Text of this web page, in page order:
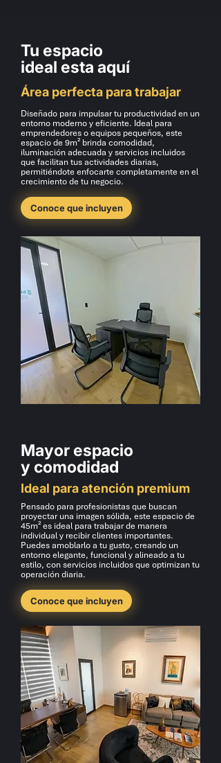
Tu espacio
ideal esta aquí
Área perfecta para trabajar
Diseñado para impulsar tu productividad en un
entorno moderno y eficiente. Ideal para
emprendedores o equipos pequeños, este
espacio de 9m² brinda comodidad,
iluminación adecuada y servicios incluidos
que facilitan tus actividades diarias,
permitiéndote enfocarte completamente en el
crecimiento de tu negocio.
Conoce que incluyen
Mayor espacio
y comodidad
Ideal para atención premium
Pensado para profesionistas que buscan
proyectar una imagen sólida, este espacio de
45m² es ideal para trabajar de manera
individual y recibir clientes importantes.
Puedes amoblarlo a tu gusto, creando un
entorno elegante, funcional y alineado a tu
estilo, con servicios incluidos que optimizan tu
operación diaria.
Conoce que incluyen